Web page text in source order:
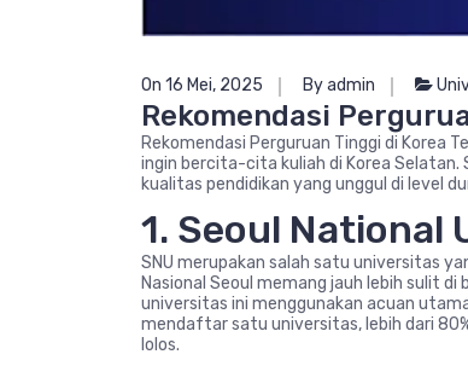
On 16 Mei, 2025 By admin
Rekomendasi
Rekomendasi Perguruan Tinggi di Korea
ingin bercita-cita kuliah di Korea Selatan.
kualitas pendidikan yang unggul di level
1. Seoul National
SNU merupakan salah satu universitas
Nasional Seoul memang jauh lebih sulit
universitas ini menggunakan acuan
mendaftar satu universitas, lebih dari
lolos.